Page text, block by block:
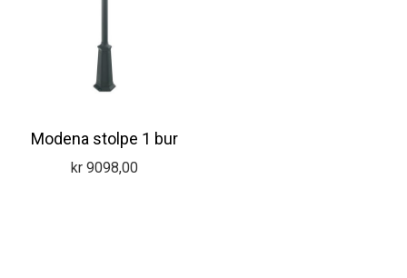
Modena stolpe 1 bur
kr 9098,00